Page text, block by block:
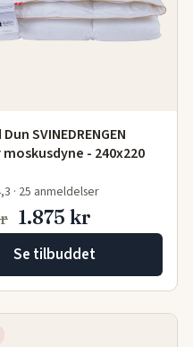
SVINEDRENGEN
- 240x220
· 25 anmeldelser
1.875 kr
Se tilbuddet